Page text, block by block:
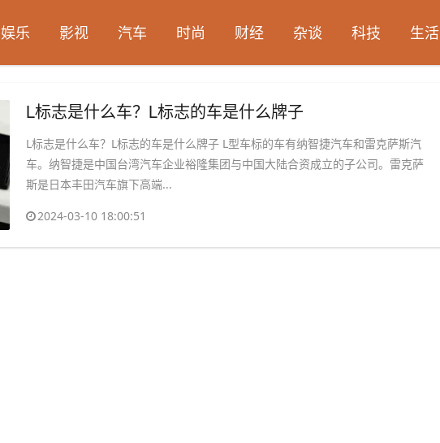
娱乐 影视 汽车 时尚 财经 杂谈 科技 生活
L标志是什么车？L标志的车是什么牌子
L标志是什么车？L标志的车是什么牌子 L型车标的车有纳智捷汽车和雷克萨斯汽
车。纳智捷是中国台湾汽车企业裕隆集团与中国大陆合资成立的子公司。雷克萨
斯是日本丰田汽车旗下高端...
2024-03-10 18:00:51